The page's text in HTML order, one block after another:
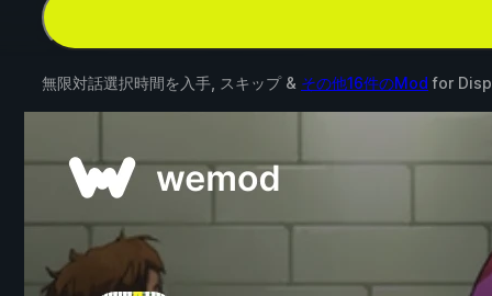
無限対話選択時間を入手, スキップ & その他16件のMod for